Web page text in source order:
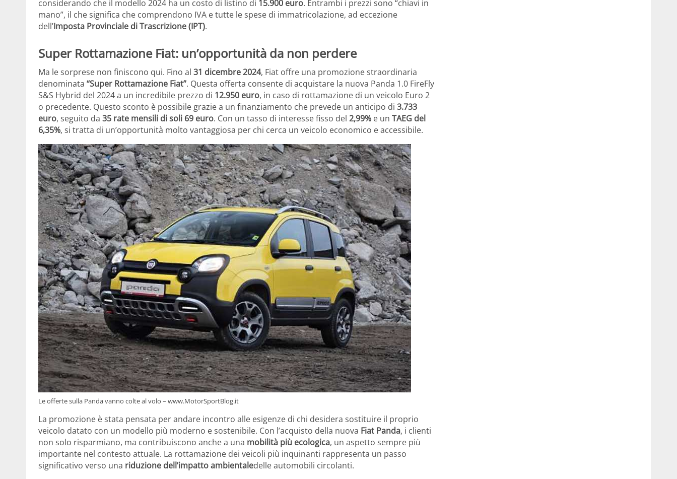
considerando che il modello 2024 ha un costo di listino di 15.900 euro. Entrambi i prezzi sono “chiavi in
mano”, il che significa che comprendono IVA e tutte le spese di immatricolazione, ad eccezione
dell’Imposta Provinciale di Trascrizione (IPT).
Super Rottamazione Fiat: un’opportunità da non perdere
Ma le sorprese non finiscono qui. Fino al 31 dicembre 2024, Fiat offre una promozione straordinaria
denominata “Super Rottamazione Fiat”. Questa offerta consente di acquistare la nuova Panda 1.0 FireFly
S&S Hybrid del 2024 a un incredibile prezzo di 12.950 euro, in caso di rottamazione di un veicolo Euro 2
o precedente. Questo sconto è possibile grazie a un finanziamento che prevede un anticipo di 3.733
euro, seguito da 35 rate mensili di soli 69 euro. Con un tasso di interesse fisso del 2,99% e un TAEG del
6,35%, si tratta di un’opportunità molto vantaggiosa per chi cerca un veicolo economico e accessibile.
Le offerte sulla Panda vanno colte al volo – www.MotorSportBlog.it
La promozione è stata pensata per andare incontro alle esigenze di chi desidera sostituire il proprio
veicolo datato con un modello più moderno e sostenibile. Con l’acquisto della nuova Fiat Panda, i clienti
non solo risparmiano, ma contribuiscono anche a una mobilità più ecologica, un aspetto sempre più
importante nel contesto attuale. La rottamazione dei veicoli più inquinanti rappresenta un passo
significativo verso una riduzione dell’impatto ambientaledelle automobili circolanti.